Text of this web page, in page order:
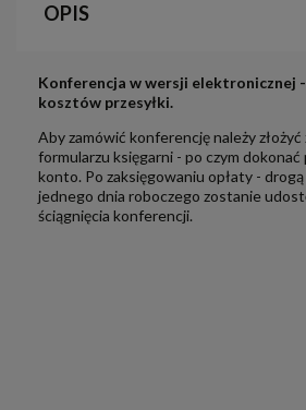
OPIS
Konferencja w wersji elektronicznej -
kosztów przesyłki.
Aby zamówić konferencję należy
formularzu księgarni - po czym
konto. Po zaksięgowaniu opłaty -
jednego dnia roboczego zostanie
ściągnięcia konferencji.